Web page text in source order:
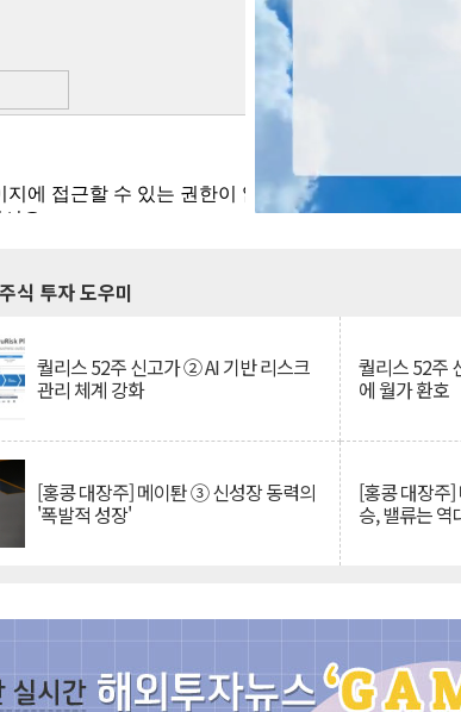
식 투자 도우미
퀄리스 52주 신고가 ② AI 기반 리스크
관리 체계 강화
퀄리스 52주
에 월가 환호
[홍콩 대장주] 메이퇀 ③ 신성장 동력의
'폭발적 성장'
[홍콩 대장주
승, 밸류는 역